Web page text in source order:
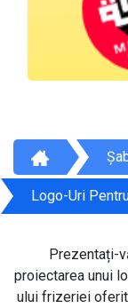
Logo-Uri
Prezentați-
proiectarea unui
ului frizeriei